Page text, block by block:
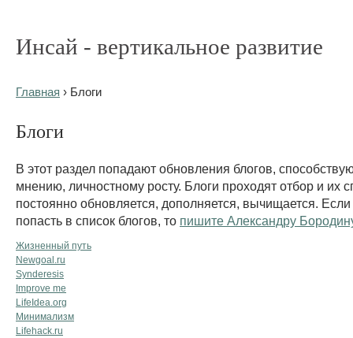
Инсай - вертикальное развитие
Главная › Блоги
Блоги
В этот раздел попадают обновления блогов,
мнению, личностному росту. Блоги проходят отбор и их
постоянно обновляется, дополняется, вычищается.
попасть в список блогов, то пишите Александру
Жизненный путь
Newgoal.ru
Synderesis
Improve me
LifeIdea.org
Минимализм
Lifehack.ru